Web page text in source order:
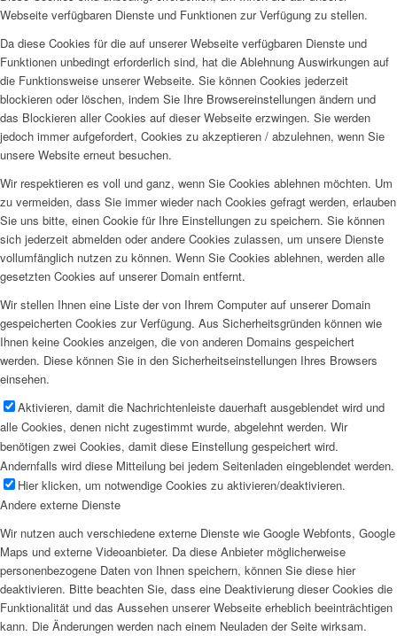
Webseite verfügbaren Dienste und Funktionen zur Verfügung zu stellen.
Da diese Cookies für die auf unserer Webseite verfügbaren Dienste und
Funktionen unbedingt erforderlich sind, hat die Ablehnung Auswirkungen auf
die Funktionsweise unserer Webseite. Sie können Cookies jederzeit
blockieren oder löschen, indem Sie Ihre Browsereinstellungen ändern und
das Blockieren aller Cookies auf dieser Webseite erzwingen. Sie werden
jedoch immer aufgefordert, Cookies zu akzeptieren / abzulehnen, wenn Sie
unsere Website erneut besuchen.
Wir respektieren es voll und ganz, wenn Sie Cookies ablehnen möchten. Um
zu vermeiden, dass Sie immer wieder nach Cookies gefragt werden, erlauben
Sie uns bitte, einen Cookie für Ihre Einstellungen zu speichern. Sie können
sich jederzeit abmelden oder andere Cookies zulassen, um unsere Dienste
vollumfänglich nutzen zu können. Wenn Sie Cookies ablehnen, werden alle
gesetzten Cookies auf unserer Domain entfernt.
Wir stellen Ihnen eine Liste der von Ihrem Computer auf unserer Domain
gespeicherten Cookies zur Verfügung. Aus Sicherheitsgründen können wie
Ihnen keine Cookies anzeigen, die von anderen Domains gespeichert
werden. Diese können Sie in den Sicherheitseinstellungen Ihres Browsers
einsehen.
Aktivieren, damit die Nachrichtenleiste dauerhaft ausgeblendet wird und
alle Cookies, denen nicht zugestimmt wurde, abgelehnt werden. Wir
benötigen zwei Cookies, damit diese Einstellung gespeichert wird.
Andernfalls wird diese Mitteilung bei jedem Seitenladen eingeblendet werden.
Hier klicken, um notwendige Cookies zu aktivieren/deaktivieren.
Andere externe Dienste
Wir nutzen auch verschiedene externe Dienste wie Google Webfonts, Google
Maps und externe Videoanbieter. Da diese Anbieter möglicherweise
personenbezogene Daten von Ihnen speichern, können Sie diese hier
deaktivieren. Bitte beachten Sie, dass eine Deaktivierung dieser Cookies die
Funktionalität und das Aussehen unserer Webseite erheblich beeinträchtigen
kann. Die Änderungen werden nach einem Neuladen der Seite wirksam.